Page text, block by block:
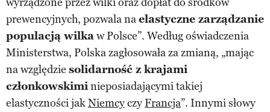
prewencyjnych, pozwala naelastyczne zarządzanie
populacją wilkaw Polsce”. Według oświadczenia
Ministerstwa, Polska zagłosowała za zmianą, „mając
na względzie solidarność z krajami
członkowskiminieposiadającymi takiej
elastyczności jakNiemcyczyFrancja”. Innymi słowy